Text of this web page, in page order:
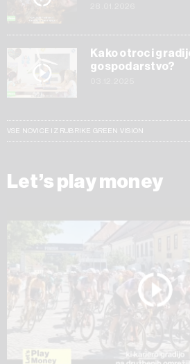
Kako otroci
gospodarstvo?
VSE NOVICE IZ RUBRIKE GREEN VISION
Let’s play money